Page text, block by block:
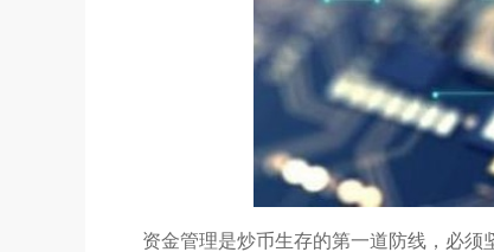
资金管理是炒币生存的第一道防线，必